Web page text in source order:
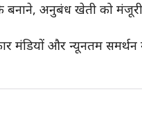
बनाने, अनुबंध खेती को
मंडियों और न्यूनतम समर्थन